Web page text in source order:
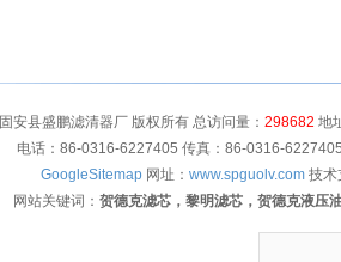
固安县盛鹏滤清器厂 版权所有 总访问量： 298682 地
电话：86-0316-6227405 传真：86-0316-
GoogleSitemap 网址： www.spguolv.com 技术
网站关键词： 贺德克滤芯，黎明滤芯，贺德克液压